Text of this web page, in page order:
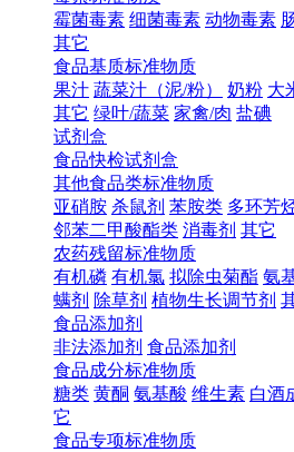
霉菌毒素 细菌毒素 动物毒素
其它
食品基质标准物质
果汁 蔬菜汁（泥/粉） 奶粉 大
其它 绿叶/蔬菜 家禽/肉 盐碘
试剂盒
食品快检试剂盒
其他食品类标准物质
亚硝胺 杀鼠剂 苯胺类 多环芳
邻苯二甲酸酯类 消毒剂 其它
农药残留标准物质
有机磷 有机氯 拟除虫菊酯 氨
螨剂 除草剂 植物生长调节剂
食品添加剂
非法添加剂 食品添加剂
食品成分标准物质
糖类 黄酮 氨基酸 维生素 白酒
它
食品专项标准物质